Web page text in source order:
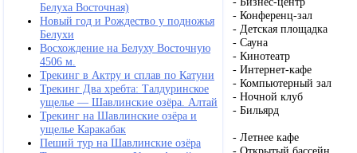
Белуха Восточная)
Новый год и Рождество у подножья
Белухи
Восхождение на Белуху Восточную
4506 м.
Трекинг в Актру и сплав по Катуни
Трекинг Два хребта: Талдуринское
ущелье — Шавлинские озёра. Алтай
Трекинг на Шавлинские озёра и
ущелье Каракабак
Пеший тур на Шавлинские озёра
- Конференц-зал
- Детская площадка
- Сауна
- Кинотеатр
- Интернет-кафе
- Компьютерный зал
- Ночной клуб
- Бильярд
- Летнее кафе